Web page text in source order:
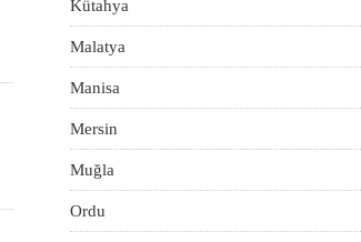
Kütahya
Malatya
Manisa
Mersin
Muğla
Ordu